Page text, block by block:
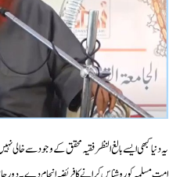
یہ دنیا کبھی ایسے بالغ النظر فقیہ محقق کے وجود سے